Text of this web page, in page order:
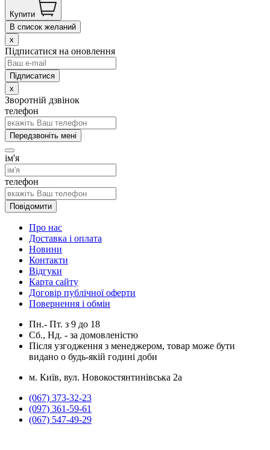
Купити
В список желаний
x
Підписатися на оновлення
x
Зворотній дзвінок
телефон
Передзвоніть мені
ім'я
телефон
Повідомити
Про нас
Доставка і оплата
Новини
Контакти
Відгуки
Карта сайту
Договір публічної оферти
Повернення і обмін
Пн.- Пт. з 9 до 18
Сб., Нд. - за домовленістю
Після узгодження з менеджером, товар може бути
видано о будь-якій годині доби
м. Київ, вул. Новокостянтинівська 2а
(067) 373-32-23
(097) 361-59-61
(067) 547-49-29